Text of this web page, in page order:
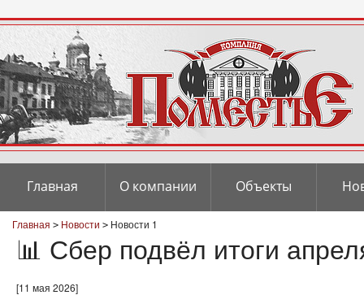
Главная О компании Объекты
Главная > Новости > Новости 1
📊 Сбер подвёл итоги
[11 мая 2026]